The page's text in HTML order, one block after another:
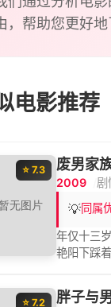
，帮助您更好
电影推荐
⭐ 7.3 废男家
2009 剧
💡同属
年仅十三
艳阳下踩
母家，这
⭐ 7.2 胖子与